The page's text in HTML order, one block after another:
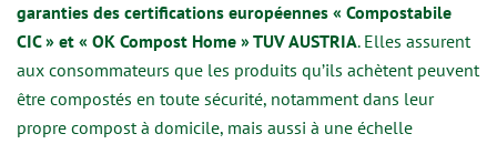
garanties des certifications européennes « Compostabile
CIC » et « OK Compost Home » TUV AUSTRIA. Elles assurent
aux consommateurs que les produits qu’ils achètent peuvent
être compostés en toute sécurité, notamment dans leur
propre compost à domicile, mais aussi à une échelle